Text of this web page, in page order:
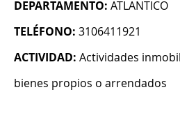
DEPARTAMENTO: ATLANTICO
TELÉFONO: 3106411921
ACTIVIDAD: Actividades
bienes propios o arrendados